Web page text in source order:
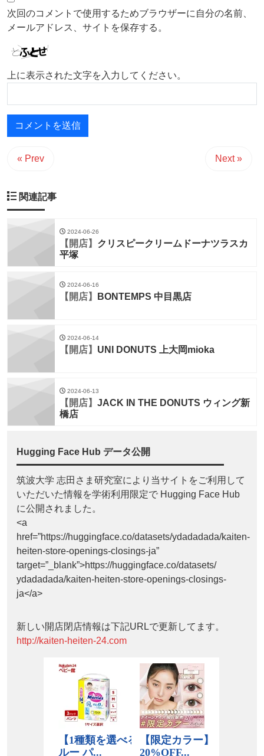
次回のコメントで使用するためブラウザーに自分の名前、
メールアドレス、サイトを保存する。
上に表示された文字を入力してください。
« Prev Next »
関連記事
2024-06-26
【開店】 クリスピークリームドーナツラスカ
平塚
2024-06-16
【開店】 BONTEMPS 中目黒店
2024-06-14
【開店】 UNI DONUTS 上大岡mioka
2024-06-13
【開店】 JACK IN THE DONUTS ウィング新
橋店
Hugging Face Hub データ公開
筑波大学 志田さま研究室により当サイトをご利用して
いただいた情報を学術利用限定で Hugging Face Hub
に公開されました。
<a
href=”https://huggingface.co/datasets/ydadadada/kaiten-
heiten-store-openings-closings-ja”
target=”_blank”>https://huggingface.co/datasets/
ydadadada/kaiten-heiten-store-openings-closings-
ja</a>
新しい開店閉店情報は下記URLで更新してます。
http://kaiten-heiten-24.com